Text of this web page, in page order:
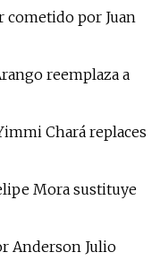
cometido por Juan
reemplaza a
Chará replaces
Mora sustituye
Anderson Julio